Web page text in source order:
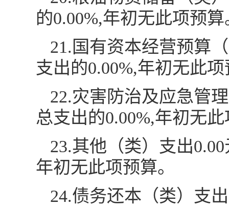
的0.00%,年初无此项预算
21.国有资本经营预算
支出的0.00%,年初无此
22.灾害防治及应急管
总支出的0.00%,年初无
23.其他（类）支出
年初无此项预算。
24.债务还本（类）支